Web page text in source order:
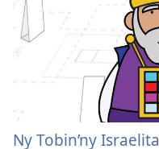
Ny Tobin’ny Israelita